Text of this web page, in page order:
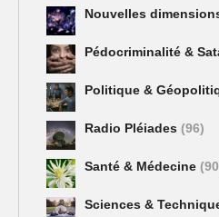
Nouvelles
Pédocriminalité &
Politique &
Radio Pléiades (96)
Santé & Médecine
Sciences &